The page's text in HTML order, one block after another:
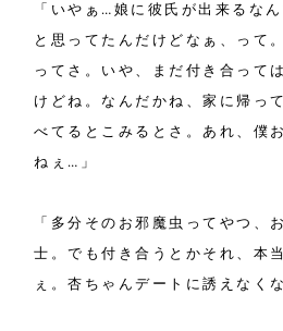
「いやぁ…娘に彼氏が出来るな
と思ってたんだけどなぁ、って
ってさ。いや、まだ付き合って
けどね。なんだかね、家に帰っ
べてるとこみるとさ。あれ、僕
ねぇ…」
「多分そのお邪魔虫ってやつ、
士。でも付き合うとかそれ、本
ぇ。杏ちゃんデートに誘えなく